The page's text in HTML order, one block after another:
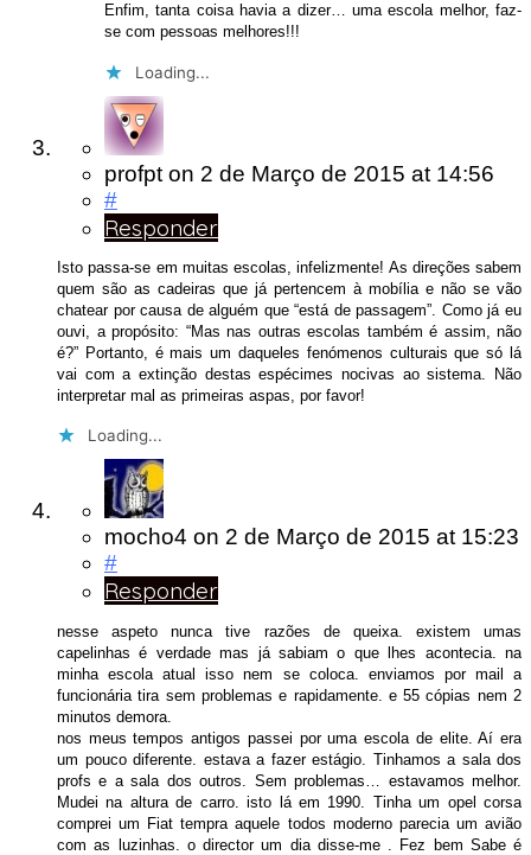
Enfim, tanta coisa havia a dizer… uma escola melhor, faz-
se com pessoas melhores!!!
Loading...
profpt on 2 de Março de 2015 at 14:56
#
Responder
Isto passa-se em muitas escolas, infelizmente! As direções sabem
quem são as cadeiras que já pertencem à mobília e não se vão
chatear por causa de alguém que “está de passagem”. Como já eu
ouvi, a propósito: “Mas nas outras escolas também é assim, não
é?” Portanto, é mais um daqueles fenómenos culturais que só lá
vai com a extinção destas espécimes nocivas ao sistema. Não
interpretar mal as primeiras aspas, por favor!
Loading...
mocho4 on 2 de Março de 2015 at 15:23
#
Responder
nesse aspeto nunca tive razões de queixa. existem umas
capelinhas é verdade mas já sabiam o que lhes acontecia. na
minha escola atual isso nem se coloca. enviamos por mail a
funcionária tira sem problemas e rapidamente. e 55 cópias nem 2
minutos demora.
nos meus tempos antigos passei por uma escola de elite. Aí era
um pouco diferente. estava a fazer estágio. Tinhamos a sala dos
profs e a sala dos outros. Sem problemas… estavamos melhor.
Mudei na altura de carro. isto lá em 1990. Tinha um opel corsa
comprei um Fiat tempra aquele todos moderno parecia um avião
com as luzinhas. o director um dia disse-me . Fez bem Sabe é